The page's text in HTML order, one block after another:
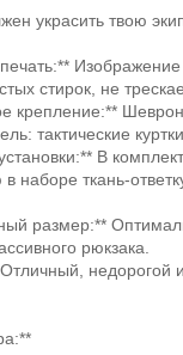
украсить твою
стирок, не
крепление:**
тактические
В
наборе ткань-
размер:**
рюкзака.
недорогой